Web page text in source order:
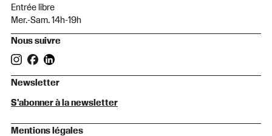
Entrée libre
Mer.-Sam. 14h-19h
Nous suivre
Newsletter
S'abonner à la newsletter
Mentions légales